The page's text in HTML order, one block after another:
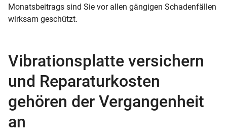
Monatsbeitrags sind Sie vor allen gängigen Schadenfällen
wirksam geschützt.
Vibrationsplatte versichern
und Reparaturkosten
gehören der Vergangenheit
an